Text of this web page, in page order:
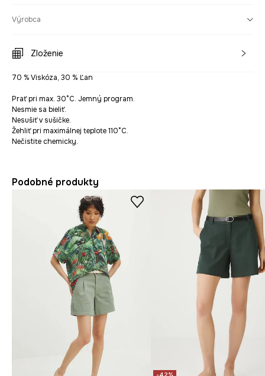
Výrobca
Zloženie
70 % Viskóza, 30 % Ľan
Prať pri max. 30°C. Jemný program.
Nesmie sa bieliť.
Nesušiť v sušičke.
Žehliť pri maximálnej teplote 110°C.
Nečistite chemicky.
Podobné produkty